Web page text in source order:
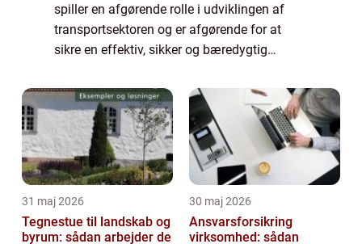
spiller en afgørende rolle i udviklingen af
transportsektoren og er afgørende for at
sikre en effektiv, sikker og bæredygtig
artikel giver en dybdegående præsentation
af transpo...
31 maj 2026
Tegnestue til landskab og
byrum: sådan arbejder de
30 maj 2026
Ansvarsforsikring
virksomhed: sådan